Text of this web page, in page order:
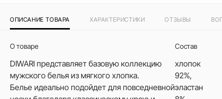
ОПИСАНИЕ ТОВАРА ХАРАКТЕРИСТИКИ ОТЗЫВЫ
О товаре
DIWARI представляет базовую коллекцию
мужского белья из мягкого хлопка.
Белье идеально подойдет для повседневной
Состав
хлопок
92%,
эластан